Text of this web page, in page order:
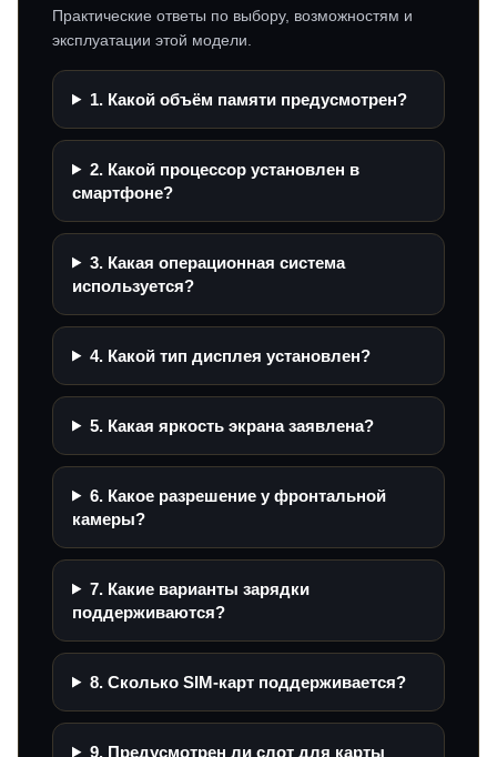
Практические ответы по выбору, возможностям и
эксплуатации этой модели.
1. Какой объём памяти предусмотрен?
2. Какой процессор установлен в
смартфоне?
3. Какая операционная система
используется?
4. Какой тип дисплея установлен?
5. Какая яркость экрана заявлена?
6. Какое разрешение у фронтальной
камеры?
7. Какие варианты зарядки
поддерживаются?
8. Сколько SIM-карт поддерживается?
9. Предусмотрен ли слот для карты